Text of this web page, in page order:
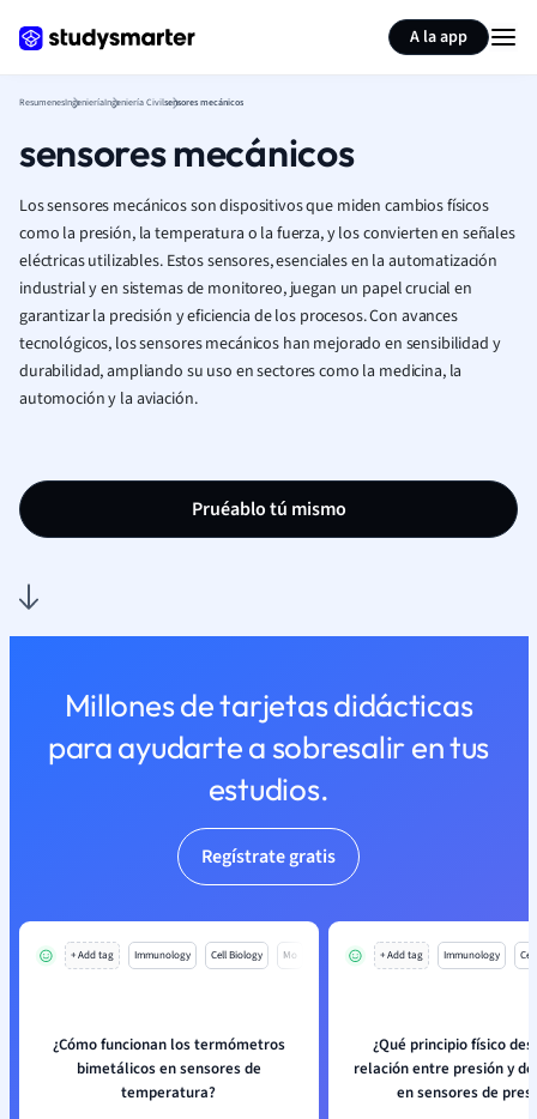
A la app
ResumenesIngenieríaIngeniería Civilsensores mecánicos
sensores mecánicos
Los sensores mecánicos son dispositivos que miden cambios físicos
como la presión, la temperatura o la fuerza, y los convierten en señales
eléctricas utilizables. Estos sensores, esenciales en la automatización
industrial y en sistemas de monitoreo, juegan un papel crucial en
garantizar la precisión y eficiencia de los procesos. Con avances
tecnológicos, los sensores mecánicos han mejorado en sensibilidad y
durabilidad, ampliando su uso en sectores como la medicina, la
automoción y la aviación.
Pruéablo tú mismo
Millones de tarjetas didácticas
para ayudarte a sobresalir en tus
estudios.
Regístrate gratis
+ Add tag Immunology Cell Biology Mo
¿Cómo funcionan los termómetros
bimetálicos en sensores de
temperatura?
+ Add tag Immunology
¿Qué principio físico
relación entre presión y
en sensores de
Resumir página